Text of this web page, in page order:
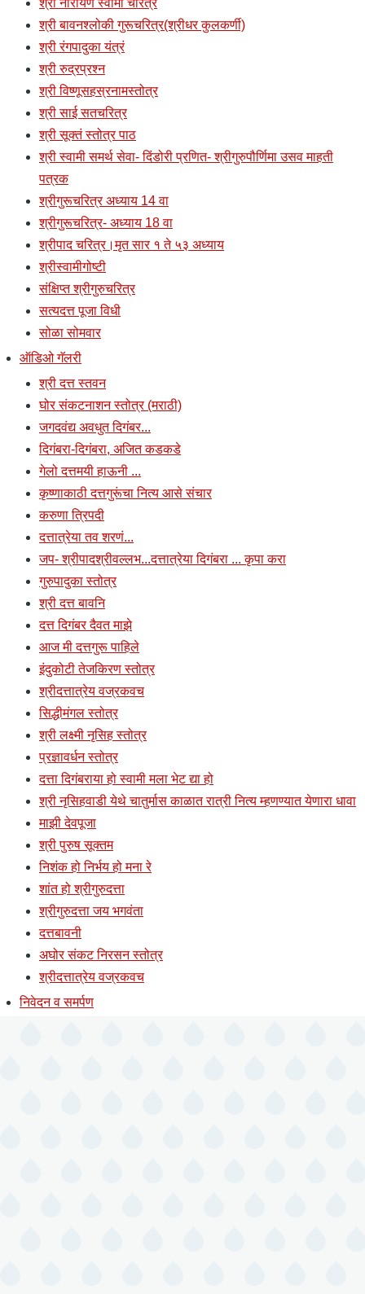
श्री नारायण स्वामी चरित्र
श्री बावनश्लोकी गुरूचरित्र(श्रीधर कुलकर्णी)
श्री रंगपादुका यंत्रं
श्री रुद्रप्रश्न
श्री विष्णूसहस्रनामस्तोत्र
श्री साई सतचरित्र
श्री सूक्तं स्तोत्र पाठ
श्री स्वामी समर्थ सेवा- दिंडोरी प्रणित- श्रीगुरुपौर्णिमा उसव माहती
पत्रक
श्रीगुरूचरित्र अध्याय 14 वा
श्रीगुरूचरित्र- अध्याय 18 वा
श्रीपाद चरित्र।मृत सार १ ते ५३ अध्याय
श्रीस्वामीगोष्टी
संक्षिप्त श्रीगुरुचरित्र
सत्यदत्त पूजा विधी
सोळा सोमवार
ऑडिओ गॅलरी
श्री दत्त स्तवन
घोर संकटनाशन स्तोत्र (मराठी)
जगदवंद्य अवधुत दिगंबर...
दिगंबरा-दिगंबरा, अजित कडकडे
गेलो दत्तमयी हाऊनी ...
कृष्णाकाठी दत्तगुरूंचा नित्य आसे संचार
करुणा त्रिपदी
दत्तात्रेया तव शरणं...
जप- श्रीपादश्रीवल्लभ...दत्तात्रेया दिगंबरा ... कृपा करा
गुरुपादुका स्तोत्र
श्री दत्त बावनि
दत्त दिगंबर दैवत माझे
आज मी दत्तगुरू पाहिले
इंदुकोटी तेजकिरण स्तोत्र
श्रीदत्तात्रेय वज्रकवच
सिद्धीमंगल स्तोत्र
श्री लक्ष्मी नृसिह स्तोत्र
प्रज्ञावर्धन स्तोत्र
दत्ता दिगंबराया हो स्वामी मला भेट द्या हो
श्री नृसिहवाडी येथे चातुर्मास काळात रात्री नित्य म्हणण्यात येणारा धावा
माझी देवपूजा
श्री पुरुष सूक्तम
निशंक हो निर्भय हो मना रे
शांत हो श्रीगुरुदत्ता
श्रीगुरुदत्ता जय भगवंता
दत्तबावनी
अघोर संकट निरसन स्तोत्र
श्रीदत्तात्रेय वज्रकवच
निवेदन व समर्पण